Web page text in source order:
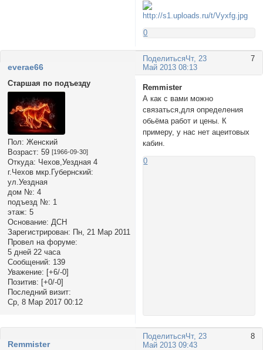
0
Поделиться 7
Чт, 23
Май 2013 08:13
everae66
Старшая по подъезду
Пол: Женский
Возраст: 59 [1966-09-30]
Откуда: Чехов,Уездная 4
г.Чехов мкр.Губернский:
ул.Уездная
дом №: 4
подъезд №: 1
этаж: 5
Основание: ДСН
Зарегистрирован: Пн, 21 Мар 2011
Провел на форуме:
5 дней 22 часа
Сообщений: 139
Уважение: [+6/-0]
Позитив: [+0/-0]
Последний визит:
Ср, 8 Мар 2017 00:12
Remmister
А как с вами можно
связаться,для определения
обьёма работ и цены. К
примеру, у нас нет ацеитовых
кабин.
0
Поделиться 8
Чт, 23
Май 2013 09:43
Rеmmister